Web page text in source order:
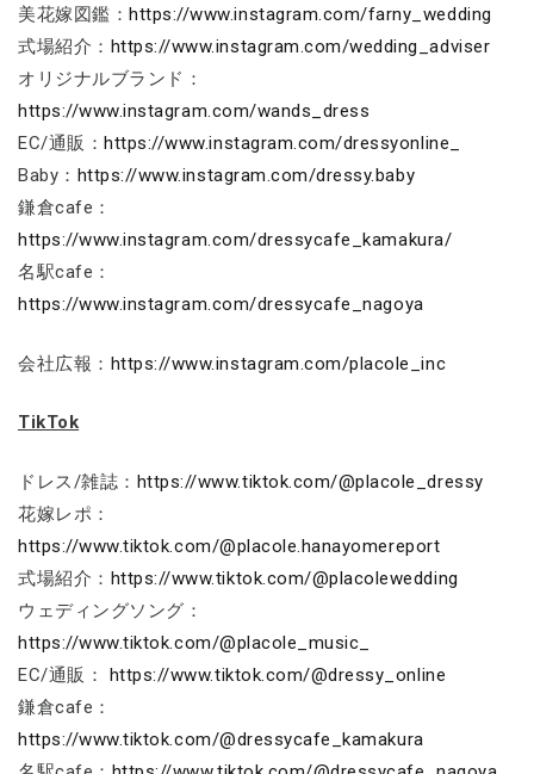
美花嫁図鑑： https://www.instagram.com/farny_wedding
式場紹介： https://www.instagram.com/wedding_adviser
オリジナルブランド：
https://www.instagram.com/wands_dress
EC/通販： https://www.instagram.com/dressyonline_
Baby： https://www.instagram.com/dressy.baby
鎌倉cafe：
https://www.instagram.com/dressycafe_kamakura/
名駅cafe：
https://www.instagram.com/dressycafe_nagoya
会社広報： https://www.instagram.com/placole_inc
TikTok
ドレス/雑誌： https://www.tiktok.com/@placole_dressy
花嫁レポ：
https://www.tiktok.com/@placole.hanayomereport
式場紹介： https://www.tiktok.com/@placolewedding
ウェディングソング：
https://www.tiktok.com/@placole_music_
EC/通販： https://www.tiktok.com/@dressy_online
鎌倉cafe：
https://www.tiktok.com/@dressycafe_kamakura